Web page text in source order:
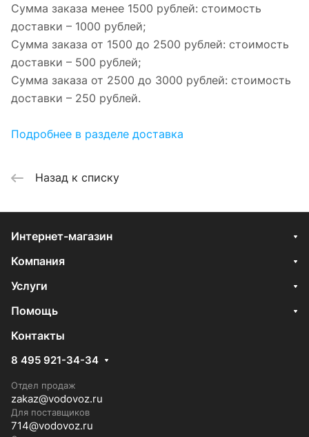
Сумма заказа менее 1500 рублей: стоимость
доставки – 1000 рублей;
Сумма заказа от 1500 до 2500 рублей: стоимость
доставки – 500 рублей;
Сумма заказа от 2500 до 3000 рублей: стоимость
доставки – 250 рублей.
Подробнее в разделе доставка
Назад к списку
Интернет-магазин
Компания
Услуги
Помощь
Контакты
8 495 921-34-34
Отдел продаж
zakaz@vodovoz.ru
Для поставщиков
714@vodovoz.ru